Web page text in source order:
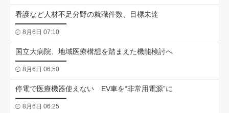
看護など人材不足分野の就職件数、目標未達
8月6日 07:10
国立大病院、地域医療構想を踏まえた機能検討へ
8月6日 06:50
停電で医療機器使えない EV車を“非常用電源”に
8月6日 06:25